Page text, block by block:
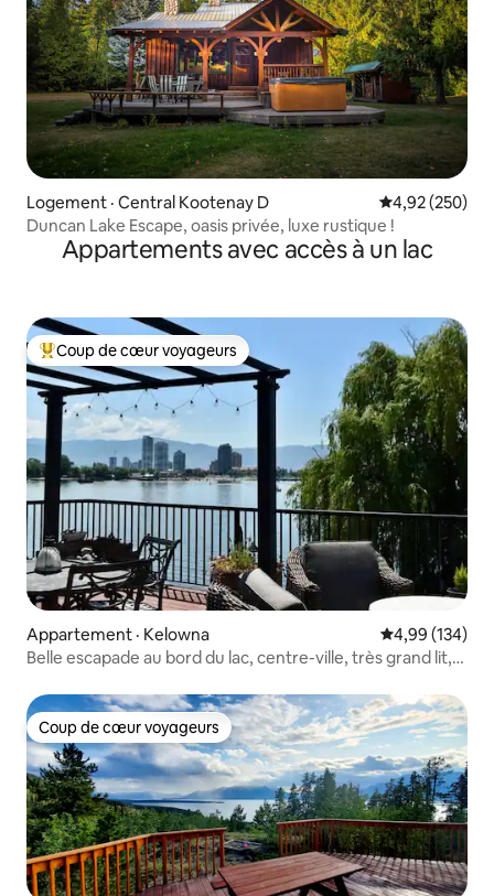
Logement · Central Kootenay D Note
4,92 (250)
Duncan Lake Escape, oasis privée, luxe rustique !
Appartements avec accès à un lac
Coup de cœur voyageurs parmi les plus aimés
Coup de cœur voyageurs
Appartement · Kelowna Note
4,99 (134)
Belle escapade au bord du lac, centre-ville, très grand lit,
Coup de cœur voyageurs
Coup de cœur voyageurs